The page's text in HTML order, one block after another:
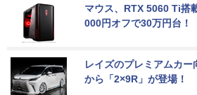
マウス、RTX 5060 Ti搭
000円オフで30万円台！
レイズのプレミアムカ
から「2×9R」が登場！